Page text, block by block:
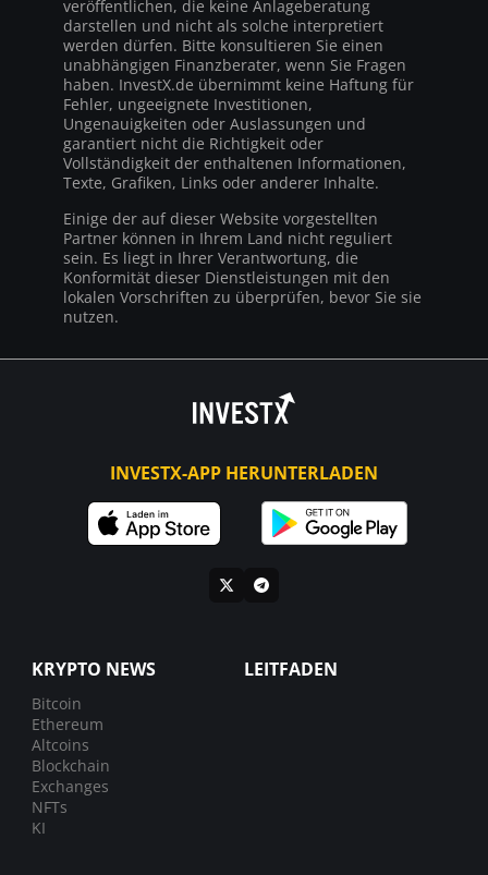
veröffentlichen, die keine Anlageberatung
darstellen und nicht als solche interpretiert
werden dürfen. Bitte konsultieren Sie einen
unabhängigen Finanzberater, wenn Sie Fragen
haben. InvestX.de übernimmt keine Haftung für
Fehler, ungeeignete Investitionen,
Ungenauigkeiten oder Auslassungen und
garantiert nicht die Richtigkeit oder
Vollständigkeit der enthaltenen Informationen,
Texte, Grafiken, Links oder anderer Inhalte.
Einige der auf dieser Website vorgestellten
Partner können in Ihrem Land nicht reguliert
sein. Es liegt in Ihrer Verantwortung, die
Konformität dieser Dienstleistungen mit den
lokalen Vorschriften zu überprüfen, bevor Sie sie
nutzen.
INVESTX-APP HERUNTERLADEN
KRYPTO NEWS
Bitcoin
Ethereum
Altcoins
Blockchain
Exchanges
NFTs
KI
LEITFADEN